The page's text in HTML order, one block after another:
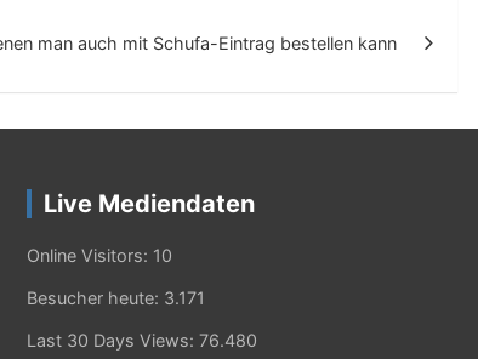
man auch mit Schufa-Eintrag bestellen kann
Live Mediendaten
Online Visitors: 10
Besucher heute: 3.171
Last 30 Days Views: 76.480